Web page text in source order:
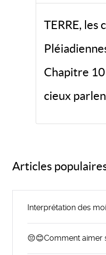
TERRE, les
Chapitre 10
cieux
Articles
Interprétation des
😔😊Comment aimer